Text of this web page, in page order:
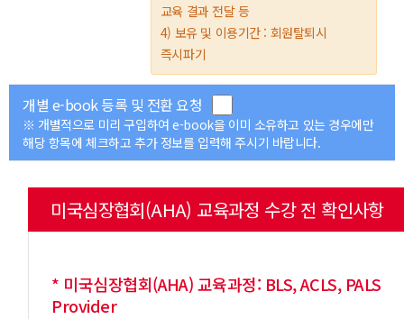
교육 결과 전달 등
4) 보유 및 이용기간 : 회원탈퇴시
즉시파기
개별 e-book 등록 및 전환 요청
※ 개별적으로 미리 구입하여 e-book을 이미 소유하고 있는 경우에만
해당 항목에 체크하고 추가 정보를 입력해 주시기 바랍니다.
미국심장협회(AHA) 교육과정 수강 전 확인사항
* 미국심장협회(AHA) 교육과정: BLS, ACLS, PALS
Provider